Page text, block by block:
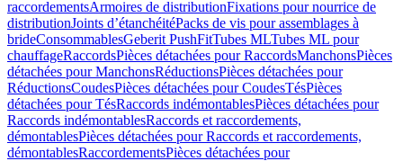
raccordementsArmoires de distributionFixations pour nourrice de
distributionJoints d’étanchéitéPacks de vis pour assemblages à
brideConsommablesGeberit PushFitTubes MLTubes ML pour
chauffageRaccordsPièces détachées pour RaccordsManchonsPièces
détachées pour ManchonsRéductionsPièces détachées pour
RéductionsCoudesPièces détachées pour CoudesTésPièces
détachées pour TésRaccords indémontablesPièces détachées pour
Raccords indémontablesRaccords et raccordements,
démontablesPièces détachées pour Raccords et raccordements,
démontablesRaccordementsPièces détachées pour